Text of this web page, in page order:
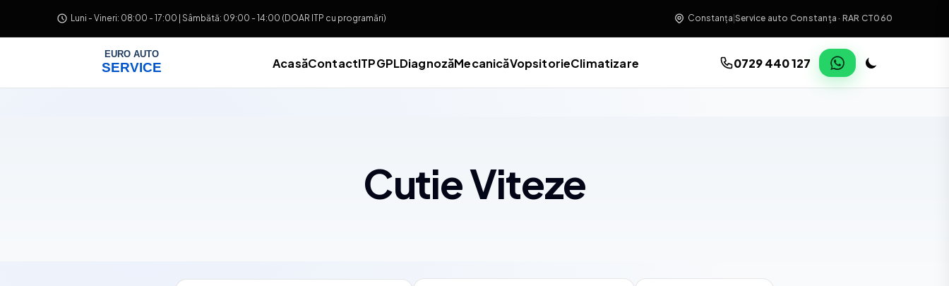
Luni - Vineri: 08:00 - 17:00 | Sâmbătă: 09:00 - 14:00 (DOAR ITP cu programări) Constanța Service auto Constanța · RAR CT060
AcasăContactITPGPLDiagnozăMecanicăVopsitorieClimatizare 0729 440 127
Cutie Viteze